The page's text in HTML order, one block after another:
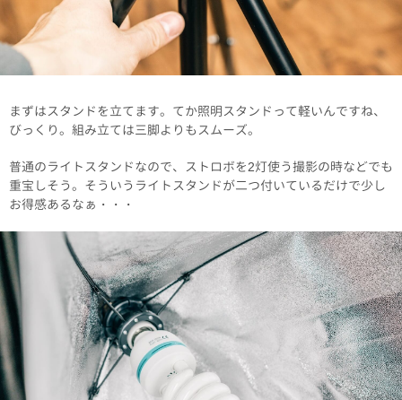
まずはスタンドを立てます。てか照明スタンドって軽いんですね、
びっくり。組み立ては三脚よりもスムーズ。
普通のライトスタンドなので、ストロボを2灯使う撮影の時などでも
重宝しそう。そういうライトスタンドが二つ付いているだけで少し
お得感あるなぁ・・・